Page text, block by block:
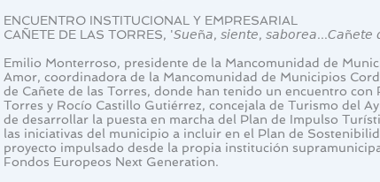
ENCUENTRO INSTITUCIONAL Y EMPRESARIAL
CAÑETE DE LAS TORRES, '𝘚𝘶𝘦ñ𝘢, 𝘴𝘪𝘦𝘯𝘵𝘦, 𝘴𝘢𝘣𝘰𝘳𝘦𝘢...𝘊𝘢ñ𝘦𝘵𝘦
Emilio Monterroso, presidente de la Mancomunidad de
Amor, coordinadora de la Mancomunidad de Municipios
de Cañete de las Torres, donde han tenido un encuentro con
Torres y Rocío Castillo Gutiérrez, concejala de Turismo del
de desarrollar la puesta en marcha del Plan de Impulso
las iniciativas del municipio a incluir en el Plan de
proyecto impulsado desde la propia institución
Fondos Europeos Next Generation.